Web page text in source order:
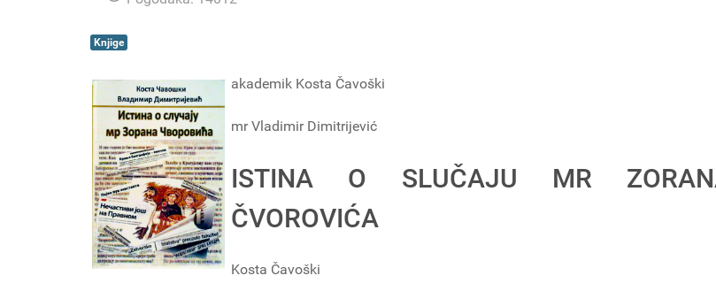
Knjige
akademik Kosta Čavoški
mr Vladimir Dimitrijević
ISTINA O SLUČAJU MR
ČVOROVIĆA
Kosta Čavoški